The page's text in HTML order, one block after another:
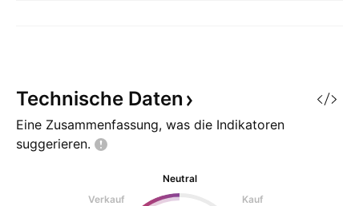
Technische Daten
Eine Zusammenfassung, was die Indikatoren
suggerieren.
Neutral
Verkauf
Kauf